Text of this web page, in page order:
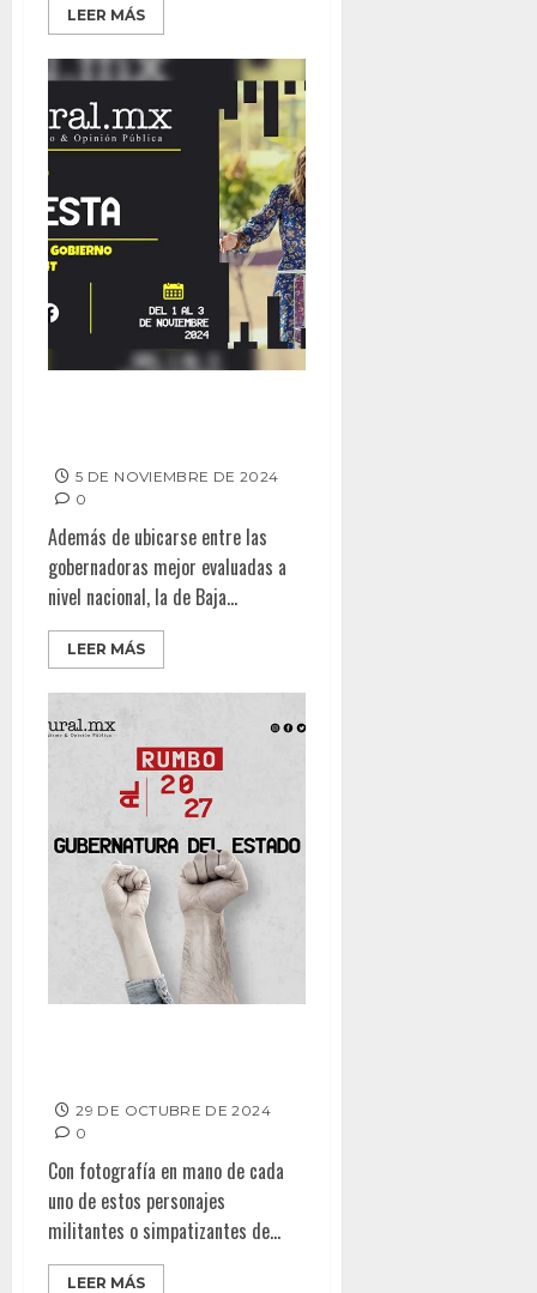
LEER MÁS
5 DE NOVIEMBRE DE 2024
0
Además de ubicarse entre las
gobernadoras mejor evaluadas a
nivel nacional, la de Baja...
LEER MÁS
29 DE OCTUBRE DE 2024
0
Con fotografía en mano de cada
uno de estos personajes
militantes o simpatizantes de...
LEER MÁS